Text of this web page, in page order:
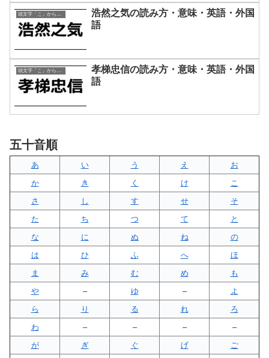
頭文字「こ」から始まる四字熟語
浩然之気の読み方・意味・英語・外国
語
孝梯忠信の読み方・意味・英語・外国
語
五十音順
あ い う え
お
か
き く け
こ
さ
し す せ
そ
た
ち つ て
と
な
に ぬ ね
の
は
ひ ふ へ
ほ
ま
み む め
も
や
– ゆ –
よ
ら
り る れ
ろ
わ
– – –
–
が
ぎ ぐ げ
ご